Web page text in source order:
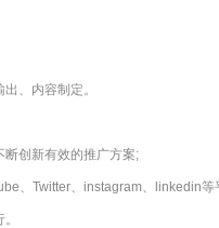
、内容制定。
创新有效的推广方案;
、Twitter、instagram、linkedin